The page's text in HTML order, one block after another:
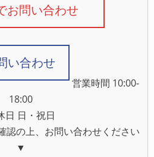
お問い合わせ
い合わせ
営業時間 10:00-
18:00
日 日・祝日
認の上、お問い合わせください
▼